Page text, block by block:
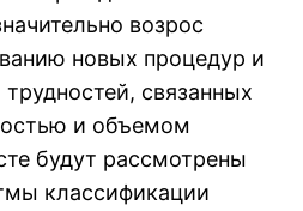
возрос
новых процедур и
связанных
и объемом
будут рассмотрены
классификации